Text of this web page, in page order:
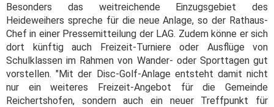
Besonders das weitreichende Einzugsgebiet des
Heideweihers spreche für die neue Anlage, so der Rathaus-
Chef in einer Pressemitteilung der LAG. Zudem könne er sich
dort künftig auch Freizeit-Turniere oder Ausflüge von
Schulklassen im Rahmen von Wander- oder Sporttagen gut
vorstellen. "Mit der Disc-Golf-Anlage entsteht damit nicht
nur ein weiteres Freizeit-Angebot für die Gemeinde
Reichertshofen, sondern auch ein neuer Treffpunkt für